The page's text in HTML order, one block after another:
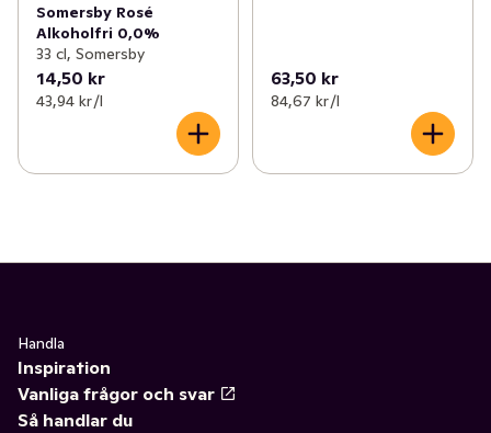
Somersby Rosé
Alkoholfri 0,0%
33 cl, Somersby
14,50 kr
43,94 kr /l
63,50 kr
84,67 kr /l
Handla
Inspiration
Vanliga frågor och svar
Så handlar du